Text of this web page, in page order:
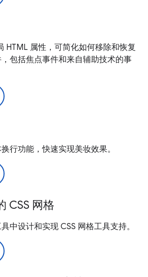
HTML 属性，可简化如何移除和恢复
包括焦点事件和来自辅助技术的事
行功能，快速实现美妆效果。
CSS 网格
中设计和实现 CSS 网格工具支持。